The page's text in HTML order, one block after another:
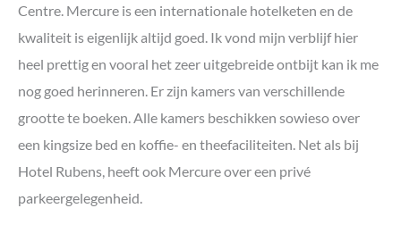
Centre. Mercure is een internationale hotelketen en de
kwaliteit is eigenlijk altijd goed. Ik vond mijn verblijf hier
heel prettig en vooral het zeer uitgebreide ontbijt kan ik me
nog goed herinneren. Er zijn kamers van verschillende
grootte te boeken. Alle kamers beschikken sowieso over
een kingsize bed en koffie- en theefaciliteiten. Net als bij
Hotel Rubens, heeft ook Mercure over een privé
parkeergelegenheid.